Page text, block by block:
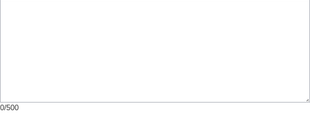
0/500